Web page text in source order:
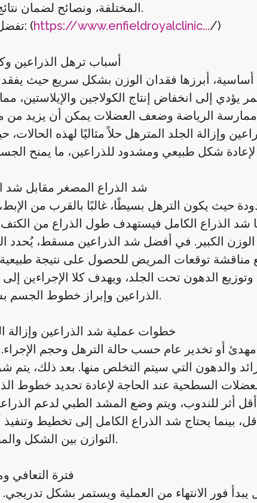
المختلفة، ونصائح لضمان نتائج طويلة الأمد.
تفضل بزيارتنا الآن: (https://www.enfieldroyalclinic.../)
أسباب ترهل الذراعين
أبرزها فقدان الوزن بشكل سريع حيث يفقد
يؤدي إلى انخفاض إنتاج الكولاجين والإيلاستين،
ممارسة الرياضة وضعف العضلات يمكن أن يزيد من
وإزالة الجلد المترهل حلاً مثاليًا لهذه
شد الذراع المصغر مقابل شد
حيث يكون الترهل بسيطًا، غالبًا بالقرب من الإبط،
الذراع الكامل فيستهدف طول الذراع من الكتف
الكبير. في أفضل شد الذراعين مسقط، يُحدد
مناقشة توقعات المريض للحصول على نتيجة طبيعية.
وتوزيع الدهون تحت الجلد، ويهدف كلا الإجراءين
الذراعين وإبراز خطوط الجسم بشكل متناسق.
خطوات عملية شد الذراعين وإزالة
أو تخدير عام حسب حالة الترهل وحجم
والدهون التي سيتم التخلص منها. بعد ذلك، يتم
السطحية عند الحاجة لإعادة تحديد خطوط
أثر للندوب، ويتم وضع المشد الطبي لدعم
بينما يحتاج شد الذراع الكامل إلى تخطيط
التوازن بين الشكل والمظهر الطبيعي.
فترة التعافي
يبدأ فور الانتهاء من العملية ويستمر بشكل